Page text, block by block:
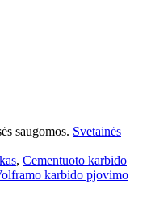
saugomos. Svetainės
, Cementuoto karbido
karbido pjovimo